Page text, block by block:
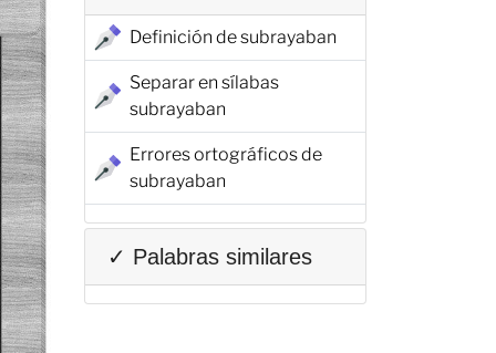
Definición de subrayaban
Separar en sílabas
subrayaban
Errores ortográficos de
subrayaban
✓ Palabras similares